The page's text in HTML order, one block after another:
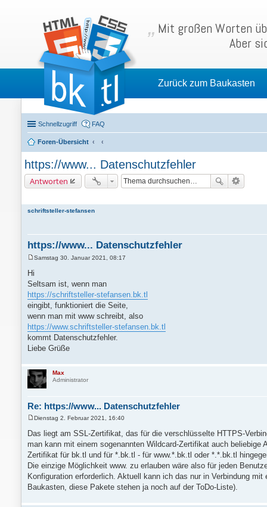
Mit großen Worten
Aber
Zurück zum Baukasten
Schnellzugriff FAQ
Foren-Übersicht
https://www... Datenschutzfehler
Antworten
schriftsteller-stefansen
https://www... Datenschutzfehler
t
r
a
g
Samstag 30. Januar 2021, 08:17
Hi
Seltsam ist, wenn man
https://schriftsteller-stefansen.bk.tl
eingibt, funktioniert die Seite,
wenn man mit www schreibt, also
https://www.schriftsteller-stefansen.bk.tl
kommt Datenschutzfehler.
Liebe Grüße
Max
Administrator
Re: https://www... Datenschutzfehler
i
t
a
g
Dienstag 2. Februar 2021, 16:40
Das liegt am SSL-Zertifikat, das für die verschlüsselte HTTPS-
man kann mit einem sogenannten Wildcard-Zertifikat auch
Zertifikat für bk.tl und für *.bk.tl - für www.*.bk.tl oder *.*.bk.tl
Die einzige Möglichkeit www. zu erlauben wäre also für jeden
Konfiguration erforderlich. Aktuell kann ich das nur in Verbindung
Baukasten, diese Pakete stehen ja noch auf der ToDo-Liste).